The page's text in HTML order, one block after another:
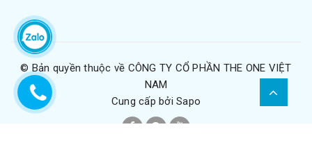
© Bản quyền thuộc về CÔNG TY CỔ PHẦN THE ONE VIỆT
NAM
Cung cấp bởiSapo